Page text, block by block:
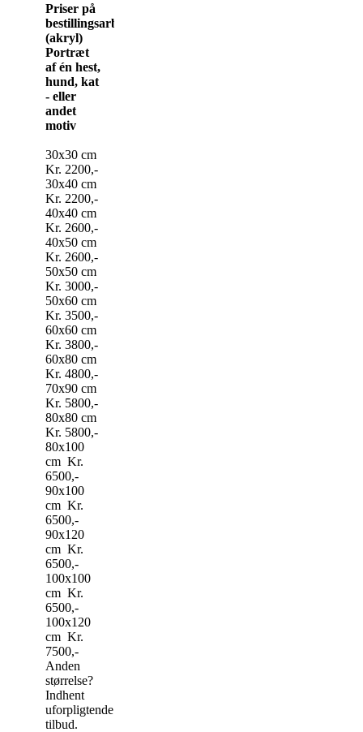
Priser på
bestillingsarbejde
(akryl)
Portræt
af én hest,
hund, kat
- eller
andet
motiv
30x30 cm
Kr. 2200,-
30x40 cm
Kr. 2200,-
40x40 cm
Kr. 2600,-
40x50 cm
Kr. 2600,-
50x50 cm
Kr. 3000,-
50x60 cm
Kr. 3500,-
60x60 cm
Kr. 3800,-
60x80 cm
Kr. 4800,-
70x90 cm
Kr. 5800,-
80x80 cm
Kr. 5800,-
80x100
cm Kr.
6500,-
90x100
cm Kr.
6500,-
90x120
cm Kr.
6500,-
100x100
cm Kr.
6500,-
100x120
cm Kr.
7500,-
Anden
størrelse?
Indhent
uforpligtende
tilbud.